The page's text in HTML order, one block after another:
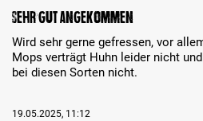
Review with rating of 5 out of 5 stars
Sehr gut angekommen
Wird sehr gerne gefressen, vor
Mops verträgt Huhn leider nicht
bei diesen Sorten nicht.
19.05.2025, 11:12